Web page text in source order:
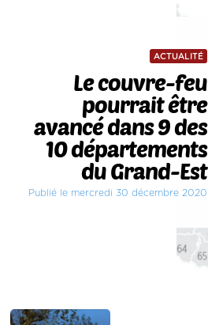
ACTUALITÉ
Le couvre-feu
pourrait être
avancé dans 9 des
10 départements
du Grand-Est
Publié le mercredi 30 décembre 2020